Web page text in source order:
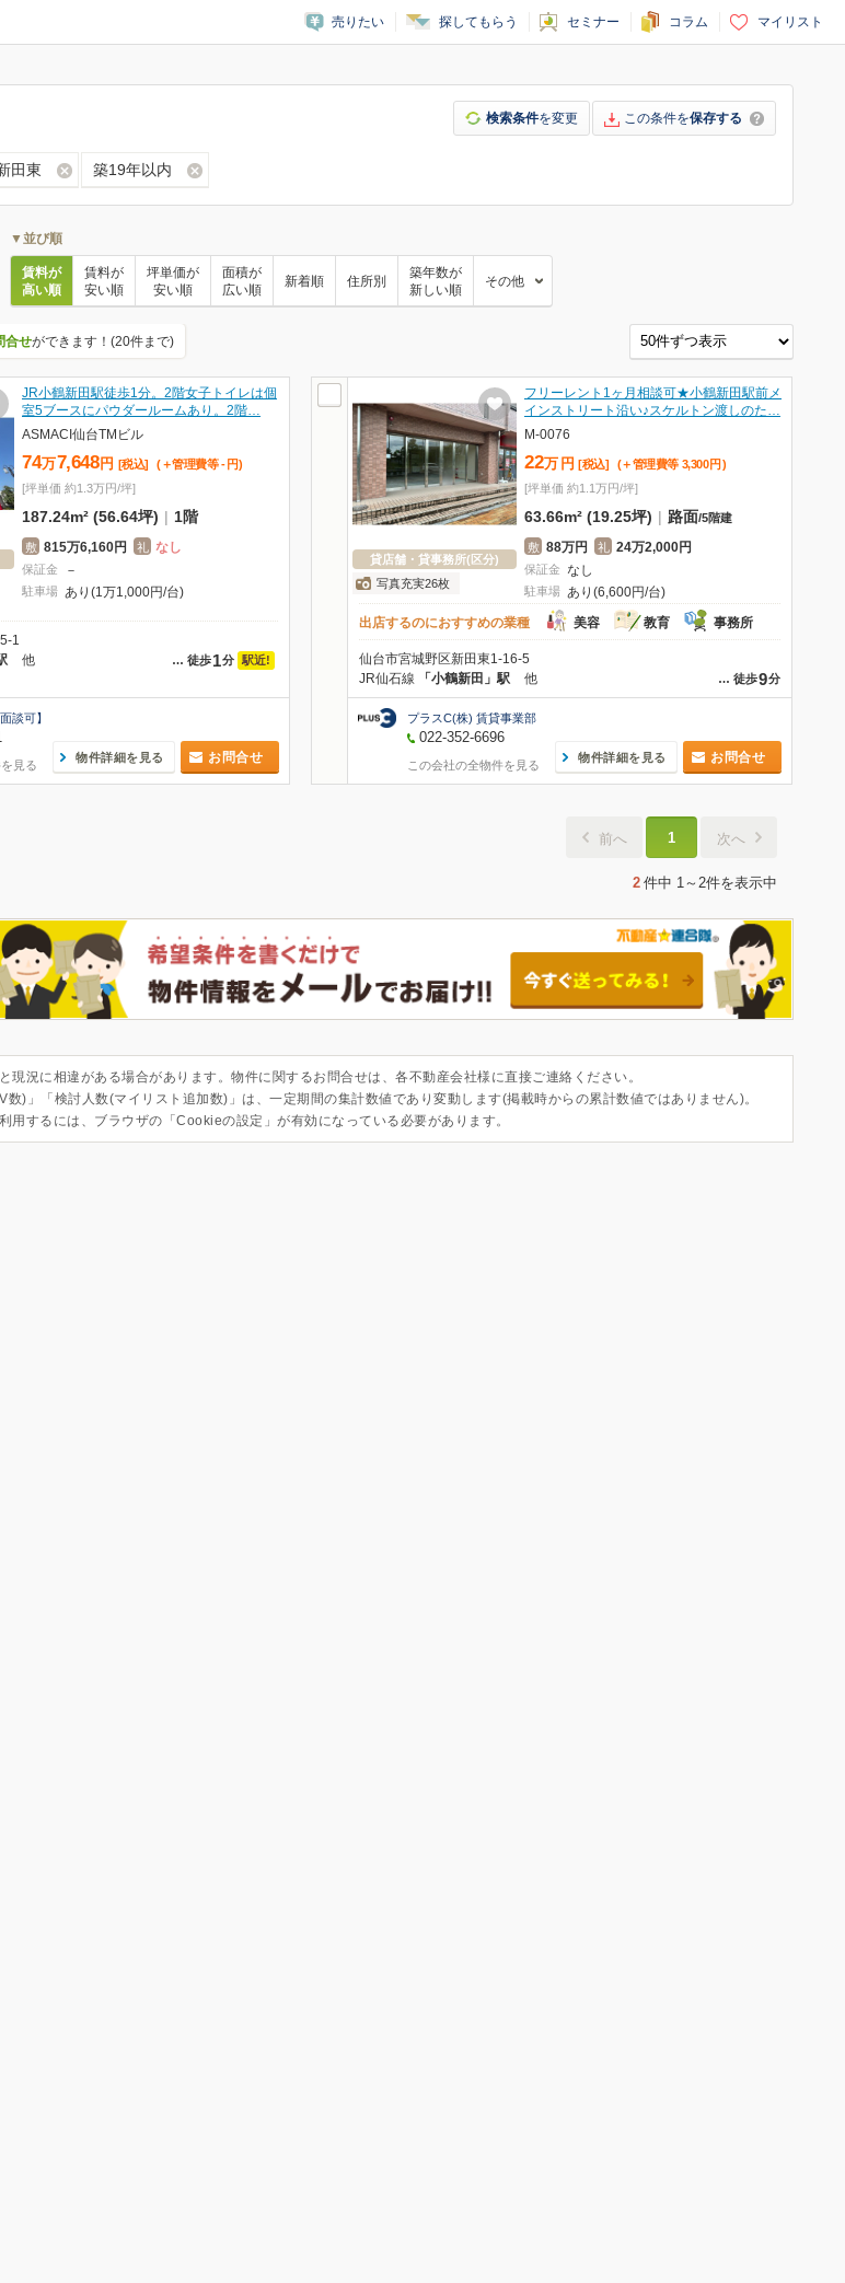
売りたい 探してもらう セミナー コラム マイリスト
検索条件を変更 この条件を保存する
田東 築19年以内
▼並び順
賃料が
高い順
賃料が
安い順
坪単価が
安い順
面積が
広い順
新着順 住所別
築年数が
新しい順
その他
合せができます！(20件まで)
JR小鶴新田駅徒歩1分。2階女子トイレは個
室5ブースにパウダールームあり。2階…
ASMACI仙台TMビル
74万7,648 円 [税込] (＋管理費等 - 円)
[坪単価 約1.3万円/坪]
187.24m² (56.64坪) | 1階
敷 815万6,160円 礼 なし
保証金 －
駐車場 あり(1万1,000円/台)
1
… 徒歩1分 駅近!
他
談可】
見る
物件詳細を見る お問合せ
貸店舗・貸事務所(区分)
写真充実26枚
フリーレント1ヶ月相談可★小鶴新田駅前メ
インストリート沿い♪スケルトン渡しのた…
M-0076
22万 円 [税込] (＋管理費等 3,300 円 )
[坪単価 約1.1万円/坪]
63.66m² (19.25坪) | 路面/5階建
敷 88万円 礼 24万2,000円
保証金 なし
駐車場 あり(6,600円/台)
出店するのにおすすめの業種
美容 教育 事務所
仙台市宮城野区新田東1-16-5
… 徒歩9分
JR仙石線 「小鶴新田」駅 他
プラスC(株) 賃貸事業部
022-352-6696
この会社の全物件を見る
物件詳細を見る お問合せ
前へ 1 次へ
2 件中 1～2件を表示中
現況に相違がある場合があります。物件に関するお問合せは、各不動産会社様に直接ご連絡ください。
)」「検討人数(マイリスト追加数)」は、一定期間の集計数値であり変動します(掲載時からの累計数値ではありません)。
用するには、ブラウザの「Cookieの設定」が有効になっている必要があります。